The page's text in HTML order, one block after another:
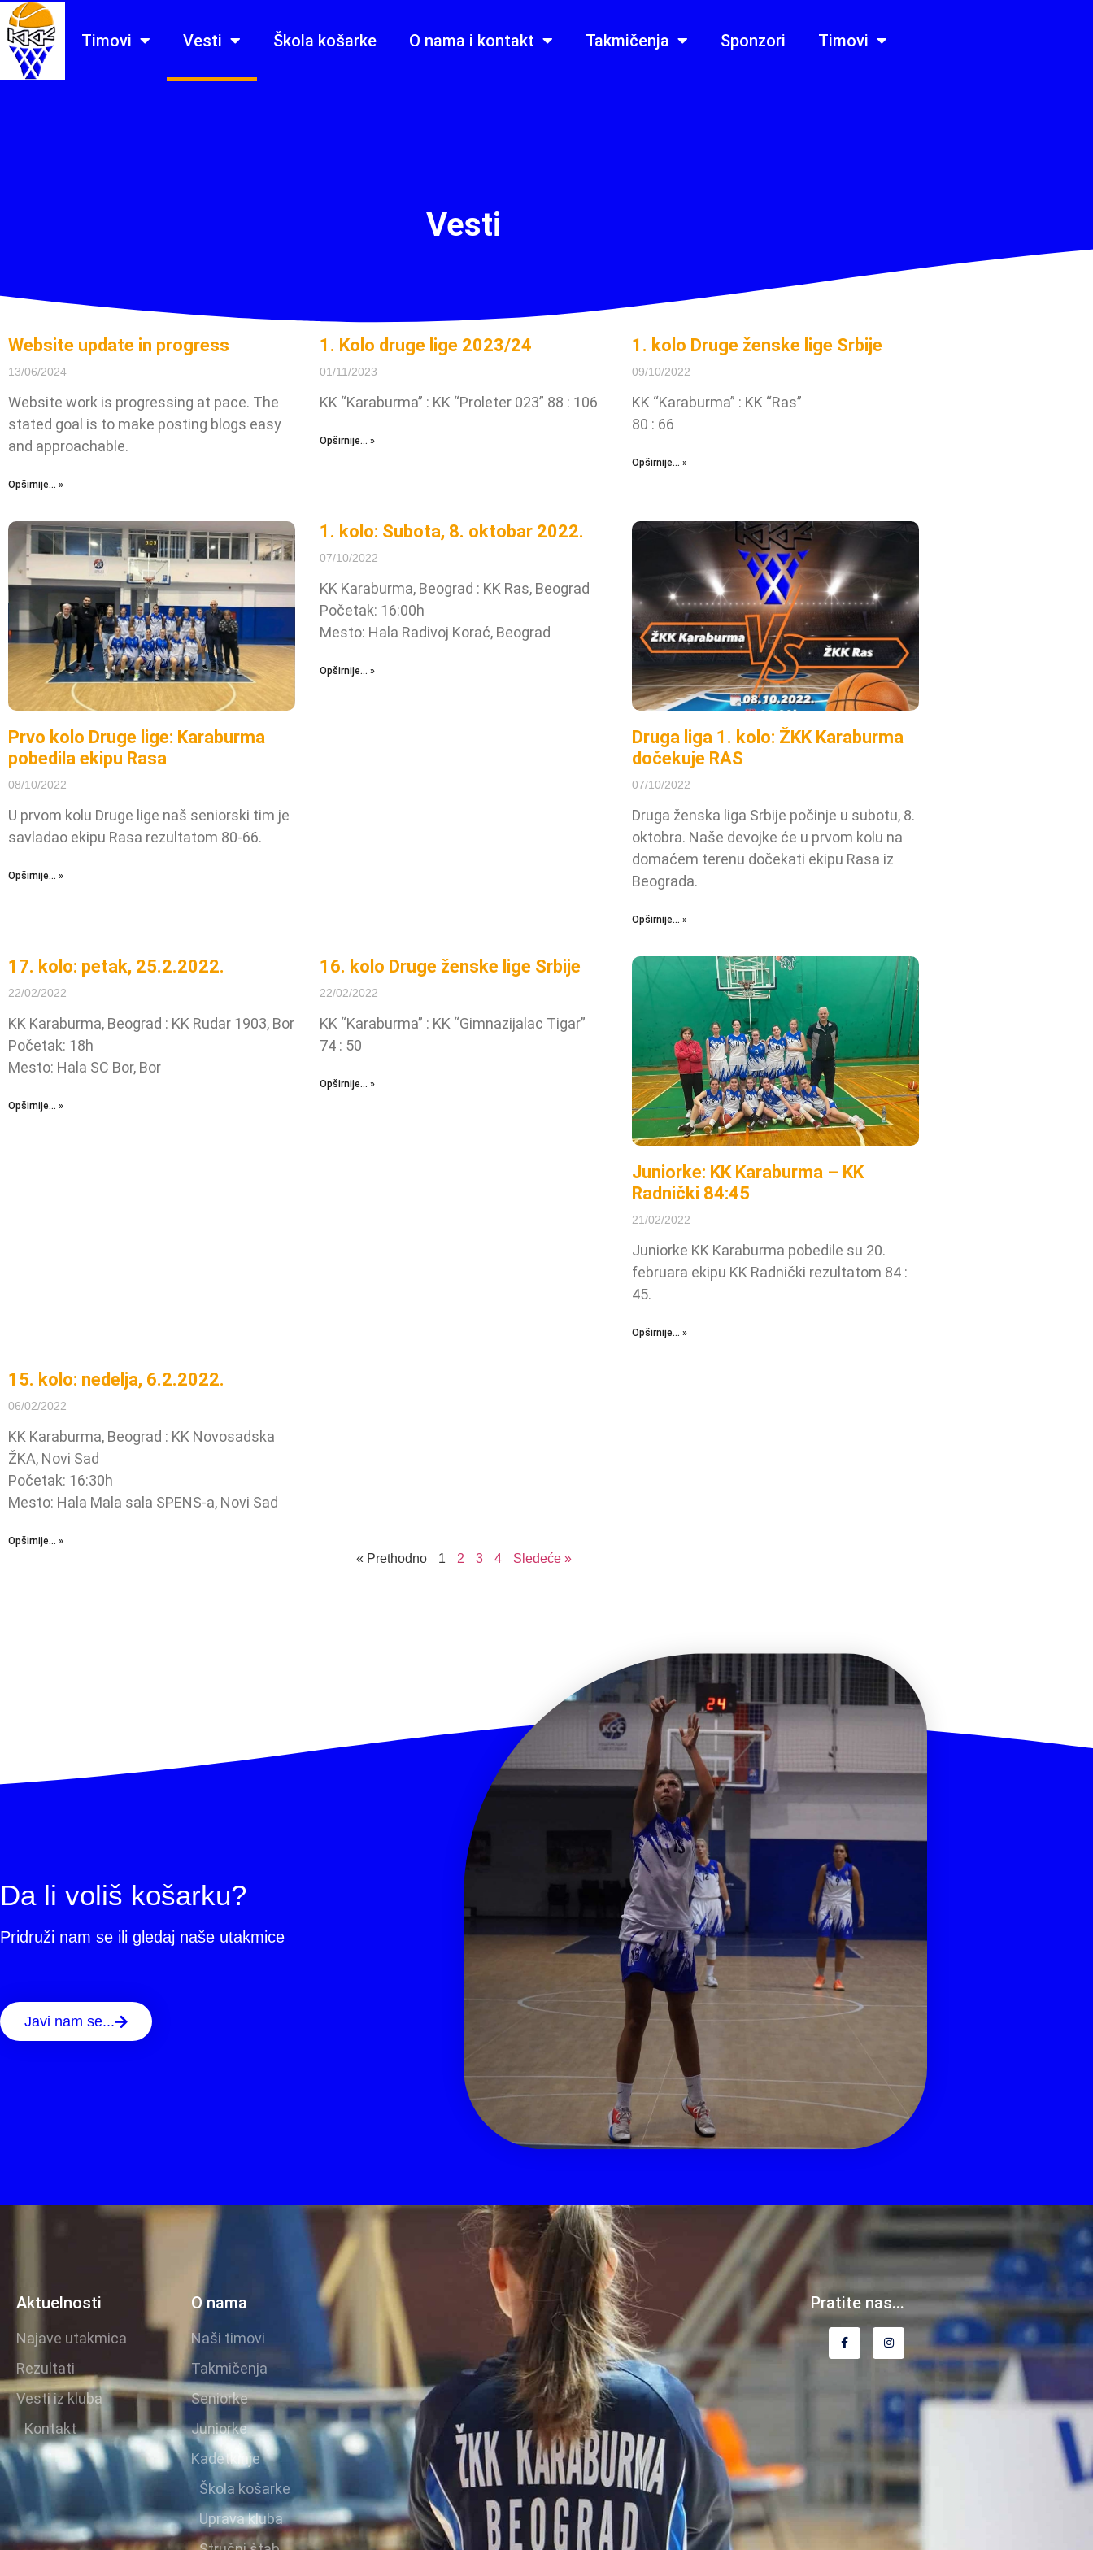
Timovi Vesti Škola košarke O nama i kontakt Takmičenja Sponzori Timovi
Vesti
Website update in progress
13/06/2024
Website work is progressing at pace. The
stated goal is to make posting blogs easy
and approachable.
Opširnije... »
1. Kolo druge lige 2023/24
01/11/2023
KK “Karaburma” : KK “Proleter 023” 88 : 106
Opširnije... »
1. kolo Druge ženske lige Srbije
09/10/2022
KK “Karaburma” : KK “Ras”
80 : 66
Opširnije... »
Prvo kolo Druge lige: Karaburma
pobedila ekipu Rasa
08/10/2022
U prvom kolu Druge lige naš seniorski tim je
savladao ekipu Rasa rezultatom 80-66.
Opširnije... »
1. kolo: Subota, 8. oktobar 2022.
07/10/2022
KK Karaburma, Beograd : KK Ras, Beograd
Početak: 16:00h
Mesto: Hala Radivoj Korać, Beograd
Opširnije... »
Druga liga 1. kolo: ŽKK Karaburma
dočekuje RAS
07/10/2022
Druga ženska liga Srbije počinje u subotu, 8.
oktobra. Naše devojke će u prvom kolu na
domaćem terenu dočekati ekipu Rasa iz
Beograda.
Opširnije... »
17. kolo: petak, 25.2.2022.
22/02/2022
KK Karaburma, Beograd : KK Rudar 1903, Bor
Početak: 18h
Mesto: Hala SC Bor, Bor
Opširnije... »
16. kolo Druge ženske lige Srbije
22/02/2022
KK “Karaburma” : KK “Gimnazijalac Tigar”
74 : 50
Opširnije... »
Juniorke: KK Karaburma – KK
Radnički 84:45
21/02/2022
Juniorke KK Karaburma pobedile su 20.
februara ekipu KK Radnički rezultatom 84 :
45.
Opširnije... »
15. kolo: nedelja, 6.2.2022.
06/02/2022
KK Karaburma, Beograd : KK Novosadska
ŽKA, Novi Sad
Početak: 16:30h
Mesto: Hala Mala sala SPENS-a, Novi Sad
Opširnije... »
« Prethodno 1 2 3 4 Sledeće »
Da li voliš košarku?
Pridruži nam se ili gledaj naše utakmice
Javi nam se...
Aktuelnosti
Najave utakmica
Rezultati
Vesti iz kluba
Kontakt
O nama
Naši timovi
Takmičenja
Seniorke
Juniorke
Kadetkinje
Škola košarke
Uprava kluba
Pratite nas...